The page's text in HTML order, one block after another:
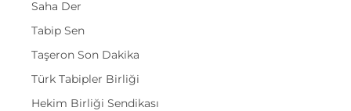
Saha Der
Tabip Sen
Taşeron Son Dakika
Türk Tabipler Birliği
Hekim Birliği Sendikası